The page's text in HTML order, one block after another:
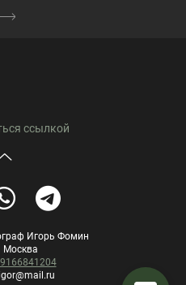
ссылкой
Игорь Фомин